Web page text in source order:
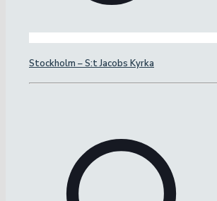
Stockholm – S:t Jacobs Kyrka